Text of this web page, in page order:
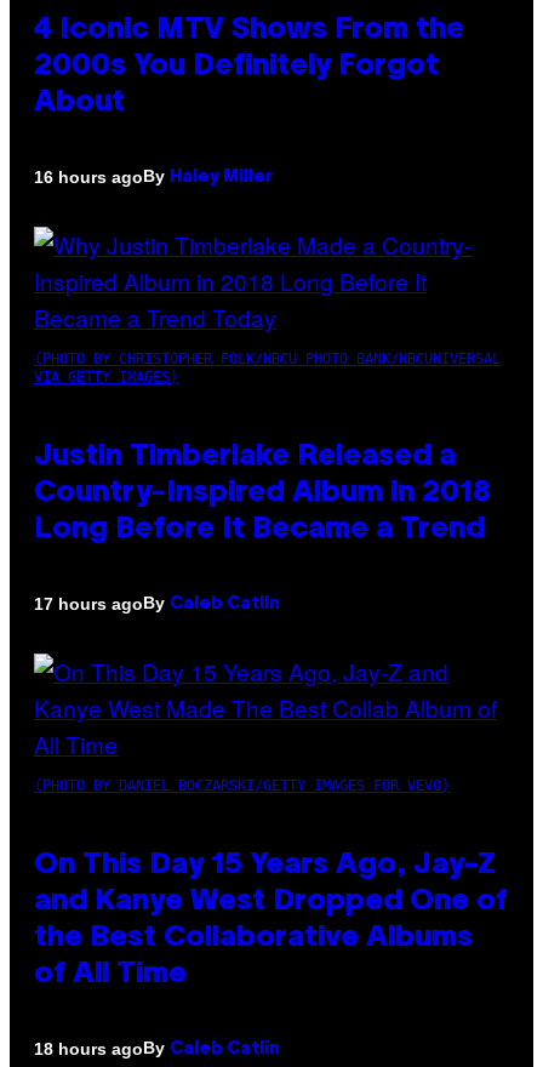
4 Iconic MTV Shows From the
2000s You Definitely Forgot
About
16 hours agoBy Haley Miller
(PHOTO BY CHRISTOPHER POLK/NBCU PHOTO BANK/NBCUNIVERSAL
VIA GETTY IMAGES)
Justin Timberlake Released a
Country-Inspired Album in 2018
Long Before It Became a Trend
17 hours agoBy Caleb Catlin
(PHOTO BY DANIEL BOCZARSKI/GETTY IMAGES FOR VEVO)
On This Day 15 Years Ago, Jay-Z
and Kanye West Dropped One of
the Best Collaborative Albums
of All Time
18 hours agoBy Caleb Catlin